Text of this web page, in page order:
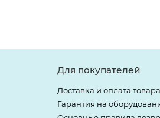
Для покупателей
Доставка и оплата товара
Гарантия на